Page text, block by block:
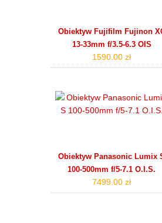
Obiektyw Fujifilm Fujinon
13-33mm f/3.5-6.3 OIS
1590.00 zł
Obiektyw Panasonic Lumix
100-500mm f/5-7.1 O.I.S.
7499.00 zł